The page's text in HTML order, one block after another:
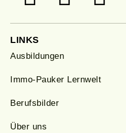
LINKS
Ausbildungen
Immo-Pauker Lernwelt
Berufsbilder
Über uns